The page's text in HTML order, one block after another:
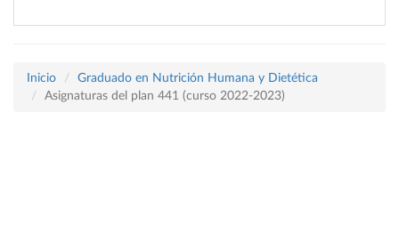
Inicio
Graduado en Nutrición Humana y Dietética
Asignaturas del plan 441 (curso 2022-2023)